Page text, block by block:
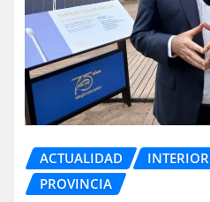
ACTUALIDAD INTERIOR
PROVINCIA